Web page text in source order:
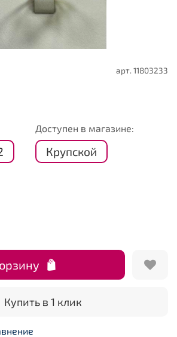
арт. 11803233
Доступен в магазине:
Крупской
Купить в 1 клик